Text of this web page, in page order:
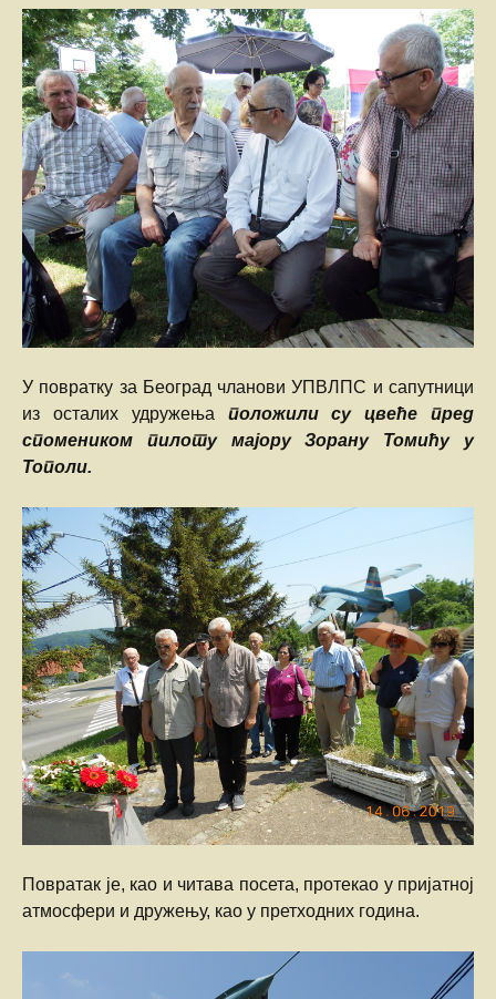
У повратку за Београд чланови УПВЛПС и сапутници
из осталих удружења положили су цвеће пред
спомеником пилоту мајору Зорану Томићу у
Тополи.
Повратак је, као и читава посета, протекао у пријатној
атмосфери и дружењу, као у претходних година.